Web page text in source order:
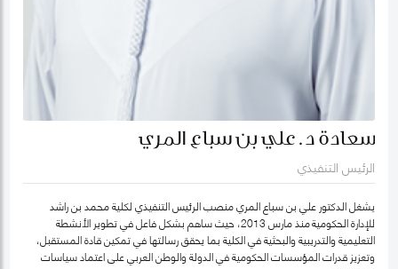
سعادة د. علي بن سباع المري
الرئيس التنفيذي
يشغل الدكتور علي بن سباع المري منصب الرئيس التنفيذي لكلية محمد بن راشد
للإدارة الحكومية منذ مارس 2013، حيث ساهم بشكل فاعل في تطوير الأنشطة
التعليمية والتدريبية والبحثية في الكلية بما يحقق رسالتها في تمكين قادة المستقبل،
وتعزيز قدرات المؤسسات الحكومية في الدولة والوطن العربي على اعتماد سياسات